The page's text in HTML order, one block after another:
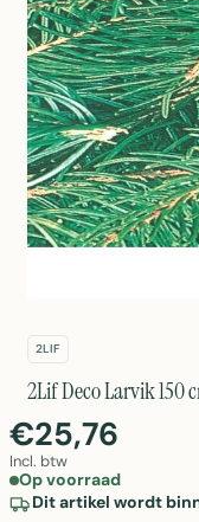
2LIF
2Lif Deco Larvik 150
€25,76
Incl. btw
Op voorraad
Dit artikel wordt